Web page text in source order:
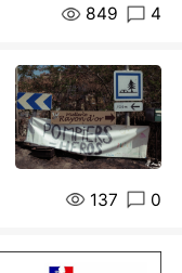
849 4
137 0